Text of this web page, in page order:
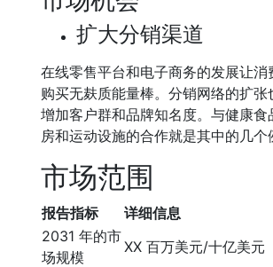
扩大分销渠道
在线零售平台和电子商务的发展让消
购买无麸质能量棒。分销网络的扩张
增加客户群和品牌知名度。与健康食
房和运动设施的合作就是其中的几个
市场范围
报告指标
详细信息
2031 年的市
场规模
XX 百万美元/十亿美元